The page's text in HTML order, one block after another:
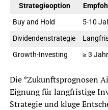
Strategieoption
Buy and Hold
5-10
Dividendenstrategie
Growth-Investing
≥ 3
Die *Zukunftsprognosen
Eignung für langfristige
Strategie und kluge